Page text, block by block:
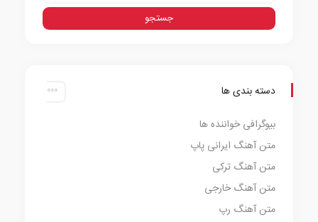
دسته بندی ها
بیوگرافی خواننده ها
متن آهنگ ایرانی پاپ
متن آهنگ ترکی
متن آهنگ خارجی
متن آهنگ رپ